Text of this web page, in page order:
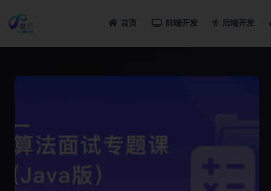
首页 前端开发 后端开发